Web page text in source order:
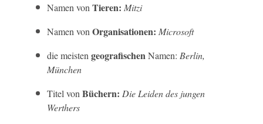
Namen von Tieren: Mitzi
Namen von Organisationen: Microsoft
die meistengeografischen Namen: Berlin,
München
Titel von Büchern: Die Leiden des jungen
Werthers